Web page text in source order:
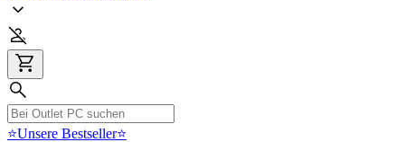
⭐Unsere Bestseller⭐